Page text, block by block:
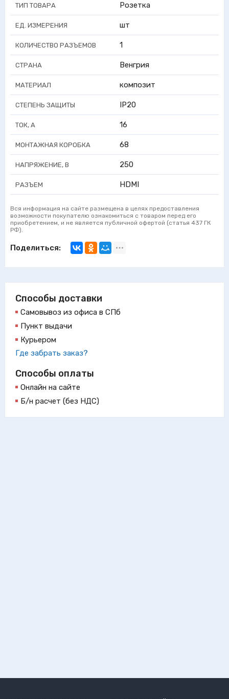
ТИП ТОВАРА Розетка
ЕД. ИЗМЕРЕНИЯ шт
КОЛИЧЕСТВО РАЗЪЕМОВ 1
СТРАНА Венгрия
МАТЕРИАЛ композит
СТЕПЕНЬ ЗАЩИТЫ IP20
ТОК, А 16
МОНТАЖНАЯ КОРОБКА 68
НАПРЯЖЕНИЕ, В 250
РАЗЪЕМ HDMI
Вся информация на сайте размещена в целях предоставления
возможности покупателю ознакомиться с товаром перед его
приобретением, и не является публичной офертой (статья 437 ГК
РФ).
Поделиться:
Способы доставки
Самовывоз из офиса в СПб
Пункт выдачи
Курьером
Где забрать заказ?
Способы оплаты
Онлайн на сайте
Б/н расчет (без НДС)